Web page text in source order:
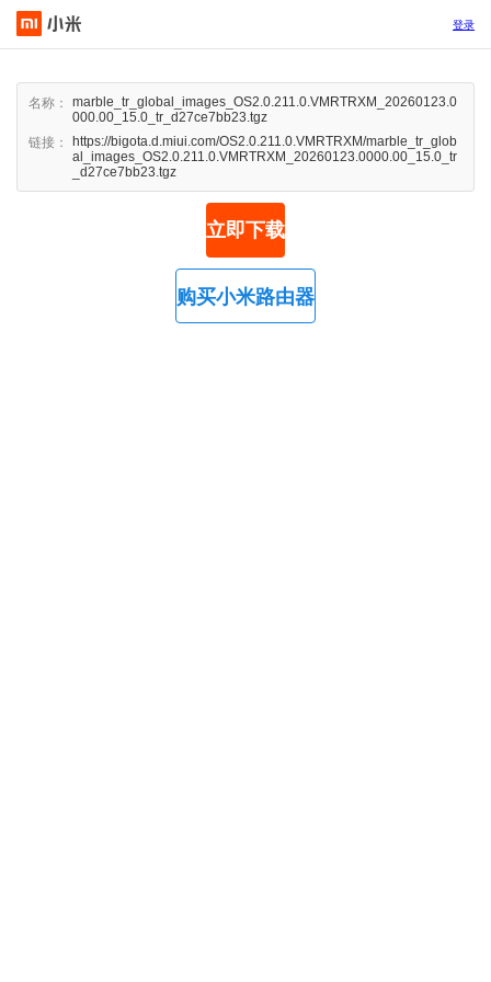
登录
名称：
marble_tr_global_images_OS2.0.211.0.VMRTRXM_20260123.0
000.00_15.0_tr_d27ce7bb23.tgz
链接：
https://bigota.d.miui.com/OS2.0.211.0.VMRTRXM/marble_tr_glob
al_images_OS2.0.211.0.VMRTRXM_20260123.0000.00_15.0_tr
_d27ce7bb23.tgz
立即下载
购买小米路由器